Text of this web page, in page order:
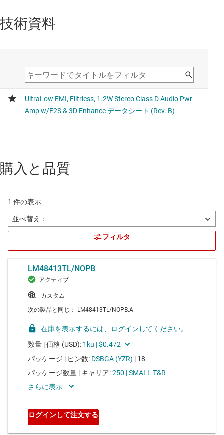
技術資料
購入と品質